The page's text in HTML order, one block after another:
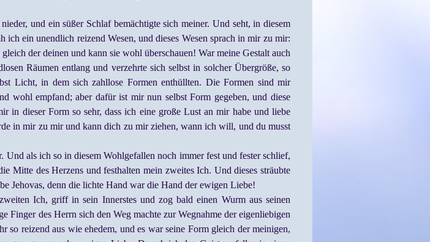
und ein süßer Schlaf bemächtigte sich meiner. Und seht, in diesem
ein unendlich reizend Wesen, und dieses Wesen sprach in mir zu mir:
der deinen und kann sie wohl überschauen! War meine Gestalt auch
Räumen entlang und verzehrte sich selbst in solcher Übergröße, so
Licht, in dem sich zahllose Formen enthüllten. Die Formen sind mir
wohl empfand; aber dafür ist mir nun selbst Form gegeben, und diese
in dieser Form so sehr, dass ich eine große Lust an mir habe und liebe
in mir zu mir und kann dich zu mir ziehen, wann ich will, und du musst
als ich so in diesem Wohlgefallen noch immer fest und fester schlief,
Mitte des Herzens und festhalten mein zweites Ich. Und dieses sträubte
Jehovas, denn die lichte Hand war die Hand der ewigen Liebe!
Ich, griff in sein Innerstes und zog bald einen Wurm aus seinen
Finger des Herrn sich den Weg machte zur Wegnahme der eigenliebigen
so reizend aus wie ehedem, und es war seine Form gleich der meinigen,